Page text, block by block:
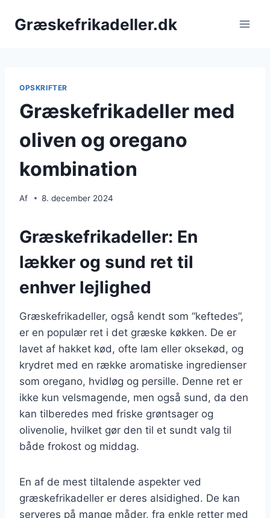
Græskefrikadeller.dk
OPSKRIFTER
Græskefrikadeller med
oliven og oregano
kombination
Af 8. december 2024
Græskefrikadeller: En
lækker og sund ret til
enhver lejlighed
Græskefrikadeller, også kendt som “keftedes”,
er en populær ret i det græske køkken. De er
lavet af hakket kød, ofte lam eller oksekød, og
krydret med en række aromatiske ingredienser
som oregano, hvidløg og persille. Denne ret er
ikke kun velsmagende, men også sund, da den
kan tilberedes med friske grøntsager og
olivenolie, hvilket gør den til et sundt valg til
både frokost og middag.
En af de mest tiltalende aspekter ved
græskefrikadeller er deres alsidighed. De kan
serveres på mange måder, fra enkle retter med